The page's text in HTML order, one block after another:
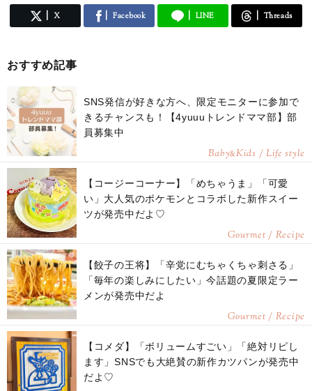
X Facebook LINE Threads
おすすめ記事
SNS発信が好きな方へ、限定モニターに参加で
きるチャンスも！【4yuuuトレンドママ部】部
員募集中
Baby&Kids / Life style
【コージーコーナー】「めちゃうま」「可愛
い」大人気のポケモンとコラボした新作スイー
ツが発売中だよ♡
Gourmet / Recipe
【餃子の王将】「辛党にむちゃくちゃ刺さる」
「毎年の楽しみにしたい」今話題の夏限定ラー
メンが発売中だよ
Gourmet / Recipe
【コメダ】「ボリュームすごい」「絶対リピし
ます」SNSでも大絶賛の新作カツパンが発売中
だよ♡